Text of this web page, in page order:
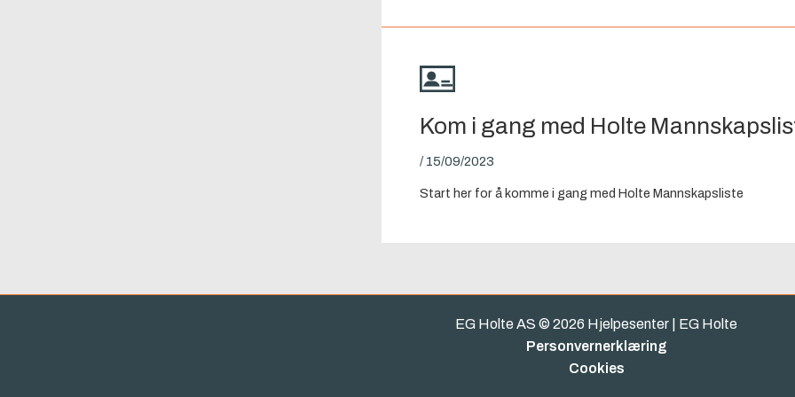
Kom i gang med Holte
/ 15/09/2023
Start her for å komme i gang med Holte Mannskapsliste
EG Holte AS © 2026 Hjelpesenter | EG Holte
Personvernerklæring
Cookies